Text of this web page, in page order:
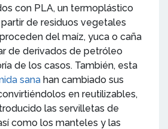
con PLA, un termoplástico
de residuos vegetales
del maíz, yuca o caña
de derivados de petróleo
de los casos. También, esta
sana han cambiado sus
en reutilizables,
las servilletas de
como los manteles y las